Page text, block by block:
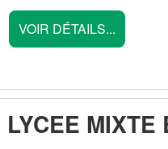
VOIR DÉTAILS...
LYCEE MIXTE